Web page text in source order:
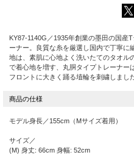
KY87-1140G／1935年創業の墨田の国産
ーナー。良質な糸を厳選し国内で丁寧に
地は、素肌に心地よく洗いたてのタオル
で着心地を増す、丸胴タイプトレーナー
フロントに大きく踊る埴輪を刺繍しまし
モデル身長／155cm（Mサイズ着用）
サイズ／
(M) 身丈: 66cm 身幅: 52cm